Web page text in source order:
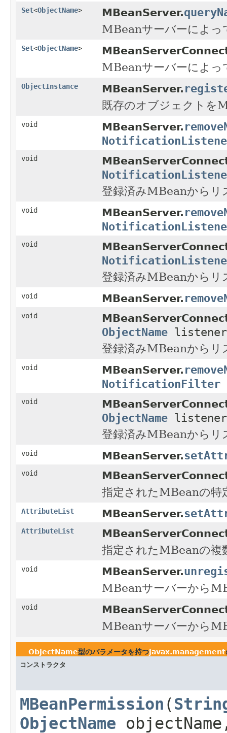
Set<ObjectName> MBeanServer.
MBeanサーバーによっ
Set<ObjectName>
MBeanサーバーによっ
ObjectInstance MBeanServer.
既存のオブジェクトを
void MBeanServer.
void
登録済みMBeanからリ
void MBeanServer.
void
登録済みMBeanからリ
void MBeanServer.
void
ObjectName
登録済みMBeanからリ
void MBeanServer.
NotificationFilter
void
ObjectName
登録済みMBeanからリ
void MBeanServer.
void
指定されたMBeanの特
AttributeList MBeanServer.
AttributeList
指定されたMBeanの複
void MBeanServer.
MBeanサーバーから
void
MBeanサーバーから
ObjectName型のパラメータを持つjavax.management
コンストラクタ
MBeanPermission (
ObjectName